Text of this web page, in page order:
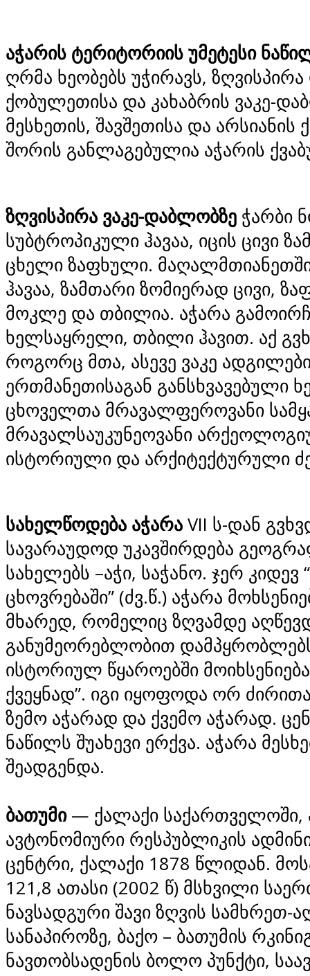
აჭარის ტერიტორიის უმეტესი
ღრმა ხეობებს უჭირავს,
ქობულეთისა და კახაბრის ვაკე-
მესხეთის, შავშეთისა და არსიანის
შორის განლაგებულია აჭარის
ზღვისპირა ვაკე-დაბლობზე ჭარბი
სუბტროპიკული ჰავაა, იცის ცივი
ცხელი ზაფხული.
ჰავაა, ზამთარი ზომიერად ცივი,
მოკლე და თბილია. აჭარა
ხელსაყრელი, თბილი ჰავით. აქ
როგორც მთა, ასევე ვაკე
ერთმანეთისაგან განსხვავებული
ცხოველთა მრავალფეროვანი
მრავალსაუკუნეოვანი
ისტორიული და არქიტექტურული
სახელწოდება აჭარა VII ს-დან
სავარაუდოდ უკავშირდება
სახელებს –აჭი, საჭანო. ჯერ კიდევ
ცხოვრებაში” (ძვ.წ.) აჭარა
მხარედ, რომელიც ზღვამდე
განუმეორებლობით
ისტორიულ წყაროებში
ქვეყნად”. იგი იყოფოდა ორ
ზემო აჭარად და ქვემო აჭარად.
ნაწილს შუახევი ერქვა. აჭარა
შეადგენდა.
ბათუმი— ქალაქი საქართველოში,
ავტონომიური რესპუბლიკის
ცენტრი, ქალაქი 1878 წლიდან.
121,8 ათასი (2002 წ) მსხვილი
ნავსადგური შავი ზღვის
სანაპიროზე, ბაქო – ბათუმის
ნავთობსადენის ბოლო პუნქტი,